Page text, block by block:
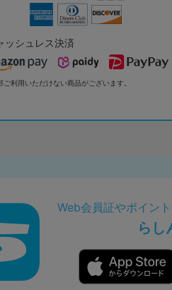
ッシュレス決済
ご利用いただけない商品がございます。
Web会員証やポイン
らし